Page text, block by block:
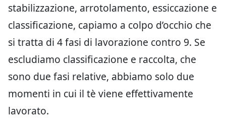
stabilizzazione, arrotolamento, essiccazione e
classificazione, capiamo a colpo d’occhio che
si tratta di 4 fasi di lavorazione contro 9. Se
escludiamo classificazione e raccolta, che
sono due fasi relative, abbiamo solo due
momenti in cui il tè viene effettivamente
lavorato.